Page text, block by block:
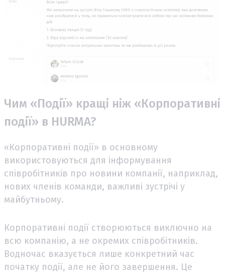
Чим «Події» кращі ніж «Корпоративні
події» в HURMA?
«Корпоративні події» в основному
використовуються для інформування
співробітників про новини компанії, наприклад,
нових членів команди, важливі зустрічі у
майбутньому.
Корпоративні події створюються виключно на
всю компанію, а не окремих співробітників.
Водночас вказується лише конкретний час
початку події, але не його завершення. Це